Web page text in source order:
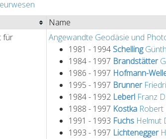
Name
für
Angewandte Geodäsie und
1981 - 1994 Schelling
1984 - 1997 Brandstätter
1986 - 1997 Hofmann-
1995 - 1997 Brunner
1984 - 1992 Leberl Franz D
1988 - 1997 Kostka Robert
1991 - 1993 Fuchs Helmut
1993 - 1997 Lichtenegger